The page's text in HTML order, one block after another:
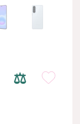
⚖